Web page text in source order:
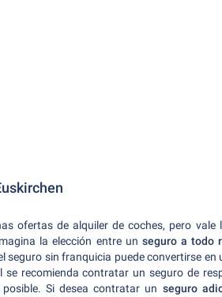
ofertas de alquiler de coches, pero
la elección entre un seguro a todo
seguro sin franquicia puede convertirse en
se recomienda contratar un seguro de
Si desea contratar un seguro